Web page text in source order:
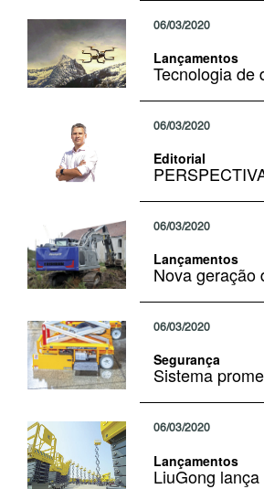
06/03/2020
Lançamentos
Tecnologia de
06/03/2020
Editorial
06/03/2020
Lançamentos
Nova geração
06/03/2020
Segurança
Sistema
06/03/2020
Lançamentos
LiuGong